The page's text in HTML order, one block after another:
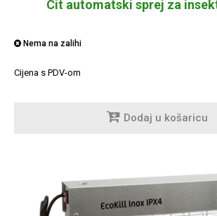
Cit automatski sprej za
Nema na zalihi
Cijena s PDV-om
Dodaj u košaricu